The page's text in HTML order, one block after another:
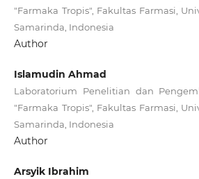
"Farmaka Tropis", Fakultas Farmasi,
Samarinda, Indonesia
Author
Islamudin Ahmad
Laboratorium Penelitian dan
"Farmaka Tropis", Fakultas Farmasi,
Samarinda, Indonesia
Author
Arsyik Ibrahim